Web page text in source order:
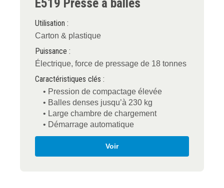
E519 Presse à balles
Utilisation :
Carton & plastique
Puissance :
Électrique, force de pressage de 18 tonnes
Caractéristiques clés :
• Pression de compactage élevée
• Balles denses jusqu’à 230 kg
• Large chambre de chargement
• Démarrage automatique
Voir